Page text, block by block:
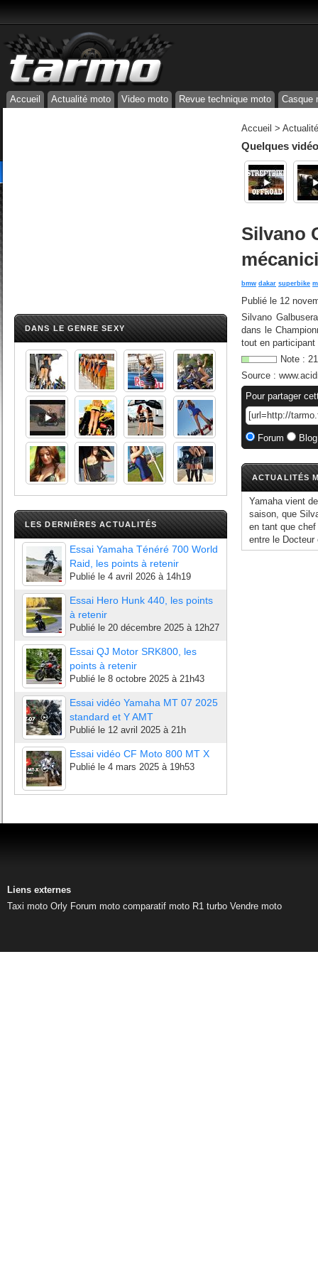
Accueil Actualité moto Video moto Revue technique moto Casque
DANS LE GENRE SEXY
LES DERNIÈRES ACTUALITÉS
Essai Yamaha Ténéré 700 World
Raid, les points à retenir
Publié le 4 avril 2026 à 14h19
Essai Hero Hunk 440, les points
à retenir
Publié le 20 décembre 2025 à 12h27
Essai QJ Motor SRK800, les
points à retenir
Publié le 8 octobre 2025 à 21h43
Essai vidéo Yamaha MT 07 2025
standard et Y AMT
Publié le 12 avril 2025 à 21h
Essai vidéo CF Moto 800 MT X
Publié le 4 mars 2025 à 19h53
Accueil >
Quelques
Silvano
bmw dakar superbike
Publié le 12
Silvano
dans le
tout en
Note : 21
Source :
Pour partager
Forum
ACTUALITÉS
Yamaha vient
saison, que
en tant que
entre le
Liens externes
Taxi moto Orly Forum moto comparatif moto R1 turbo Vendre moto